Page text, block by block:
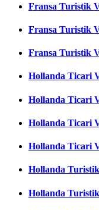
Fransa Turistik
Fransa Turistik
Fransa Turistik
Hollanda Ticari
Hollanda Ticari
Hollanda Ticari
Hollanda Ticari
Hollanda
Hollanda